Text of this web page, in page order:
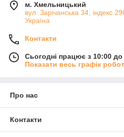
м. Хмельницький
вул. Зарічанська 34, індекс
Україна
Контакти
Сьогодні працює з 10:00 до
Показати весь графік
Про нас
Контакти